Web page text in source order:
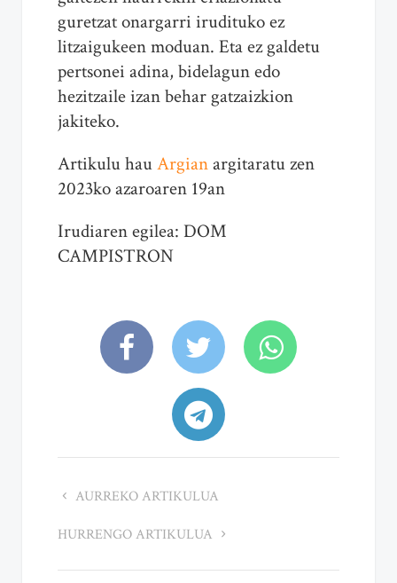
guretzat onargarri irudituko ez
litzaigukeen moduan. Eta ez galdetu
pertsonei adina, bidelagun edo
hezitzaile izan behar gatzaizkion
jakiteko.
Artikulu hauArgianargitaratu zen
2023ko azaroaren 19an
Irudiaren egilea: DOM
CAMPISTRON
AURREKO ARTIKULUA
HURRENGO ARTIKULUA